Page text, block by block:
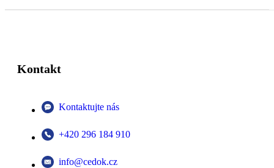
Kontakt
Kontaktujte nás
+420 296 184 910
info@cedok.cz